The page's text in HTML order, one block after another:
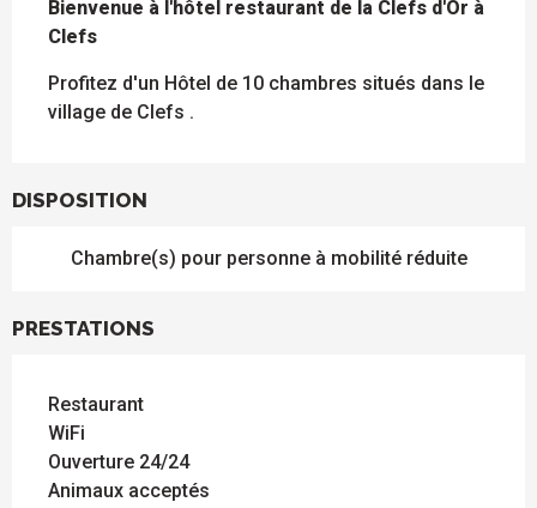
Bienvenue à l'hôtel restaurant de la Clefs d'Or à
Clefs
Profitez d'un Hôtel de 10 chambres situés dans le
village de Clefs .
DISPOSITION
Chambre(s) pour personne à mobilité réduite
PRESTATIONS
Restaurant
WiFi
Ouverture 24/24
Animaux acceptés